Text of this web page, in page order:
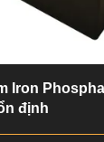
Iron
định